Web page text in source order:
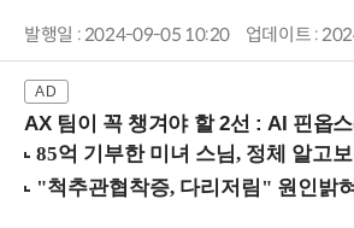
발행일 : 2024-09-05 10:20 업데이트 :
AX 팀이 꼭 챙겨야 할 2선 : AI 핀옵스(FinOps)와 토큰 거